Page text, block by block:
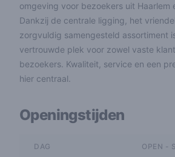
omgeving voor bezoekers uit Haarlem
Dankzij de centrale ligging, het
zorgvuldig samengesteld assortiment
vertrouwde plek voor zowel vaste
bezoekers. Kwaliteit, service en een
hier centraal.
Openingstijden
DAG OPEN -